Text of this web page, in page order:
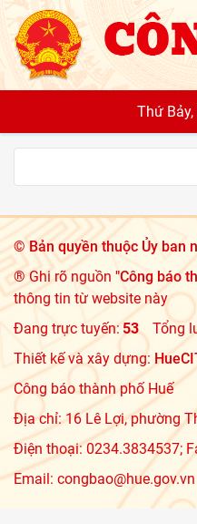
Thứ
©Bản quyền thuộc Ủy ban
® Ghi rõ nguồn "Công báo
thông tin từ website này
Đang trực tuyến:53 Tổng
Thiết kế và xây dựng:
Công báo thành phố Huế
Địa chỉ: 16 Lê Lợi, phường
Điện thoại: 0234.3834537;
Email: congbao@hue.gov.vn